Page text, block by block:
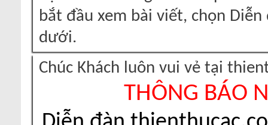
bắt đầu xem bài viết, chọn
dưới.
Chúc Khách luôn vui vẻ tại
THÔNG BÁO